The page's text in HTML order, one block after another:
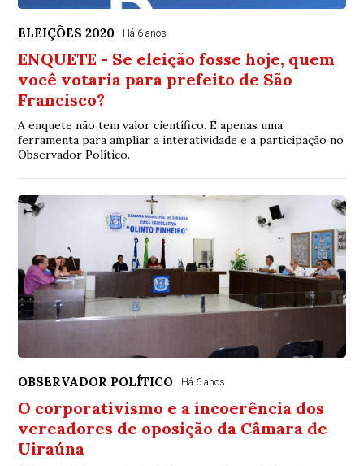
ELEIÇÕES 2020 Há 6 anos
ENQUETE - Se eleição fosse hoje, quem
você votaria para prefeito de São
Francisco?
A enquete não tem valor científico. É apenas uma
ferramenta para ampliar a interatividade e a participação no
Observador Político.
OBSERVADOR POLÍTICO Há 6 anos
O corporativismo e a incoerência dos
vereadores de oposição da Câmara de
Uiraúna